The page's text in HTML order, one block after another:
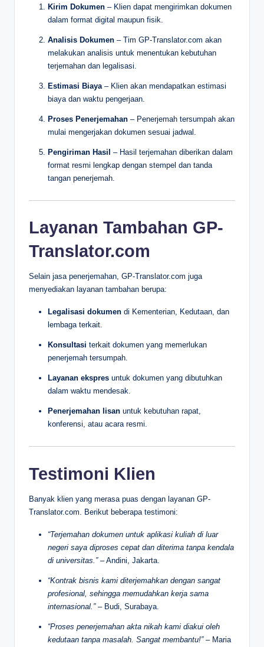
Kirim Dokumen – Klien dapat mengirimkan dokumen
dalam format digital maupun fisik.
Analisis Dokumen – Tim GP-Translator.com akan
melakukan analisis untuk menentukan kebutuhan
terjemahan dan legalisasi.
Estimasi Biaya– Klien akan mendapatkan estimasi
biaya dan waktu pengerjaan.
Proses Penerjemahan – Penerjemah tersumpah akan
mulai mengerjakan dokumen sesuai jadwal.
Pengiriman Hasil – Hasil terjemahan diberikan dalam
format resmi lengkap dengan stempel dan tanda
tangan penerjemah.
Layanan Tambahan GP-
Translator.com
Selain jasa penerjemahan, GP-Translator.com juga
menyediakan layanan tambahan berupa:
Legalisasi dokumen di Kementerian, Kedutaan, dan
lembaga terkait.
Konsultasi terkait dokumen yang memerlukan
penerjemah tersumpah.
Layanan ekspres untuk dokumen yang dibutuhkan
dalam waktu mendesak.
Penerjemahan lisan untuk kebutuhan rapat,
konferensi, atau acara resmi.
Testimoni Klien
Banyak klien yang merasa puas dengan layanan GP-
Translator.com. Berikut beberapa testimoni:
“Terjemahan dokumen untuk aplikasi kuliah di luar
negeri saya diproses cepat dan diterima tanpa kendala
di universitas.”– Andini, Jakarta.
“Kontrak bisnis kami diterjemahkan dengan sangat
profesional, sehingga memudahkan kerja sama
internasional.”– Budi, Surabaya.
“Proses penerjemahan akta nikah kami diakui oleh
kedutaan tanpa masalah. Sangat membantu!”– Maria